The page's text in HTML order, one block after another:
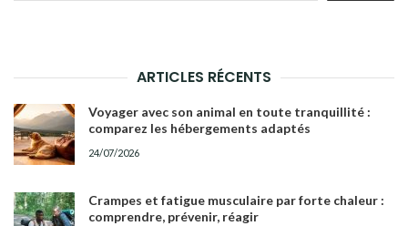
ARTICLES RÉCENTS
Voyager avec son animal en toute tranquillité :
comparez les hébergements adaptés
24/07/2026
Crampes et fatigue musculaire par forte chaleur :
comprendre, prévenir, réagir